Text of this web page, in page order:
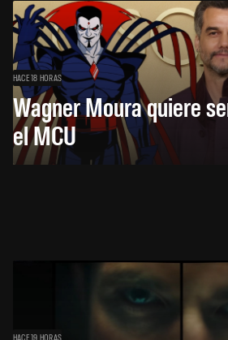
HACE 18 HORAS
Wagner Moura quiere
el MCU
HACE 19 HORAS